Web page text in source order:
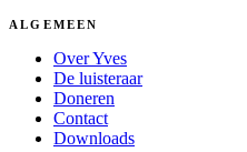
ALGEMEEN
Over Yves
De luisteraar
Doneren
Contact
Downloads